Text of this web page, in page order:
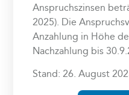
Anspruchszinsen
2025). Die
Anzahlung in Höhe
Nachzahlung bis
Stand: 26. August